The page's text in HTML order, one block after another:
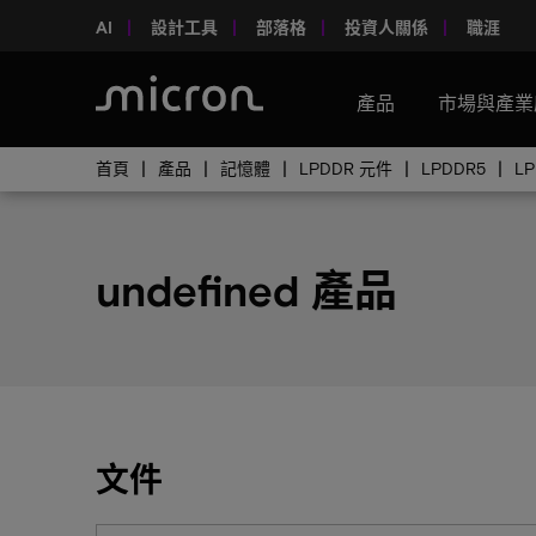
AI 設計工具 部落格 投資人關係 職涯
產品 市場與產
首頁 產品 記憶體 LPDDR 元件 LPDDR5
undefined 產品
文件